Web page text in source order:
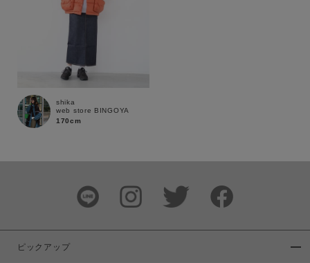
この条件で絞り込む
shika
web store BINGOYA
170cm
ピックアップ